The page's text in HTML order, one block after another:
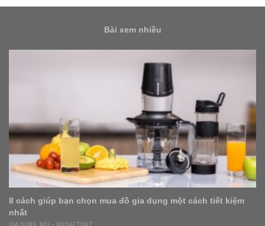
Bài xem nhiều
Nhu cầu ở thực lớn, bất động sản Bình Dương sôi động
cuối năm
BẤT ĐỘNG SẢN, FEATURED